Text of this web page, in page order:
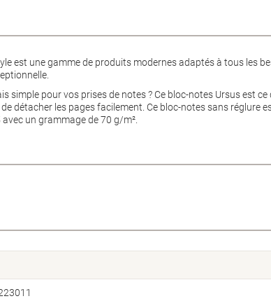
est une gamme de produits modernes adaptés à tous les
simple pour vos prises de notes ? Ce bloc-notes Ursus est
détacher les pages facilement. Ce bloc-notes sans réglure
un grammage de 70 g/m².